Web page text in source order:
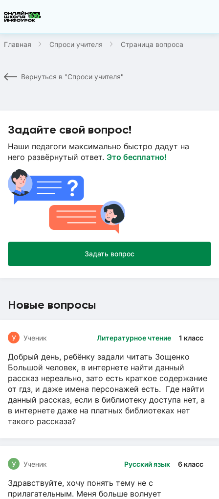
Главная Спроси учителя Страница вопроса
Вернуться в "Спроси учителя"
Задайте свой вопрос!
Наши педагоги максимально быстро дадут на
него развёрнутый ответ. Это бесплатно!
Задать вопрос
Новые вопросы
Литературное чтение 1 класс
У Ученик
Добрый день, ребёнку задали читать Зощенко
Большой человек, в интернете найти данный
рассказ нереально, зато есть краткое содержание
от гдз, и даже имена персонажей есть. Где найти
данный рассказ, если в библиотеку доступа нет, а
в интернете даже на платных библиотеках нет
такого рассказа?
Русский язык 6 класс
У Ученик
Здравствуйте, хочу понять тему не с
прилагательным. Меня больше волнует